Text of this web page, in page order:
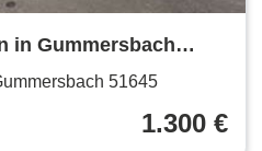
in Gummersbach
51645
1.300 €